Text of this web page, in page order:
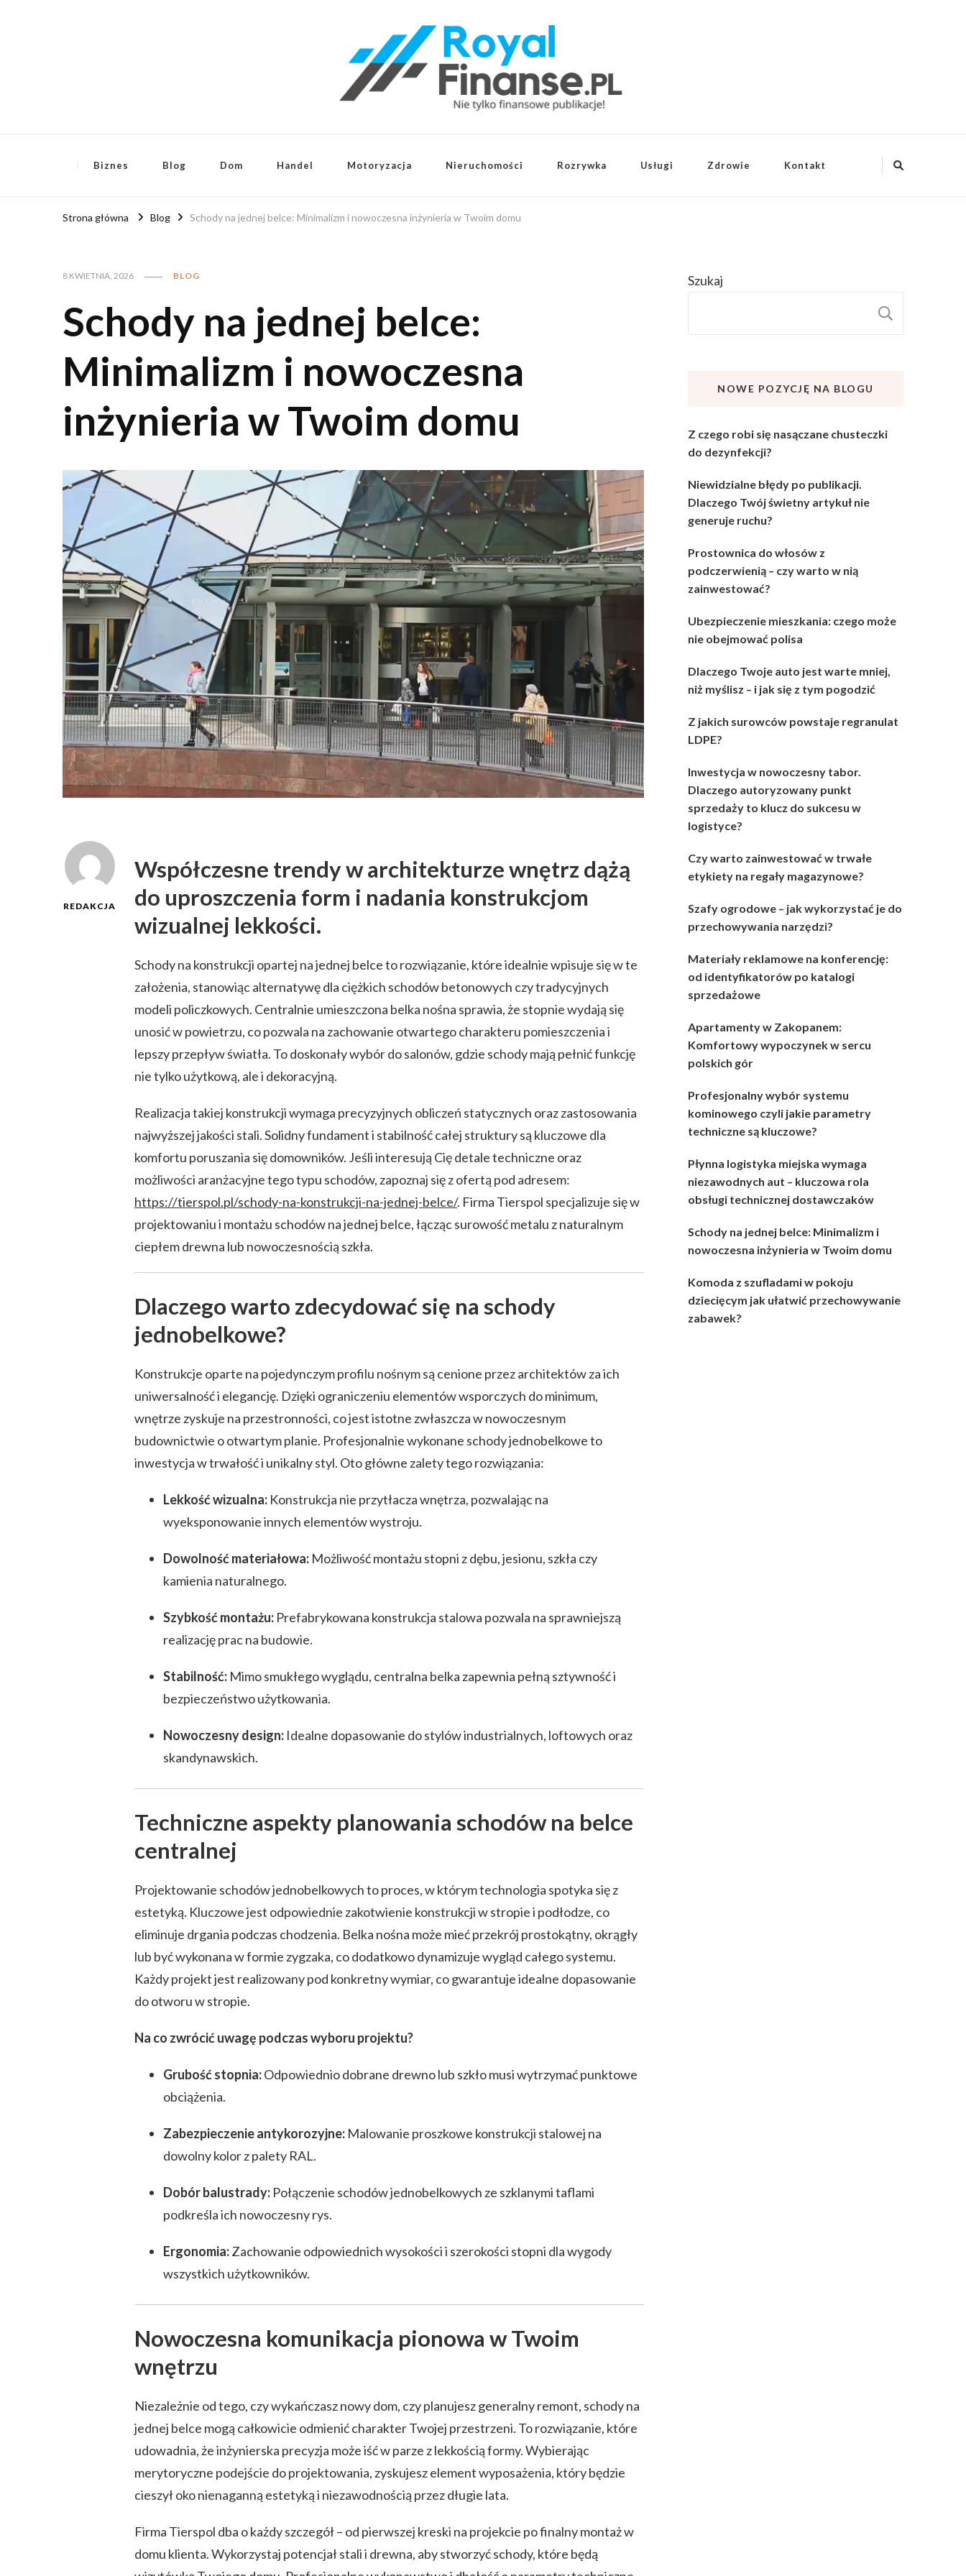
Biznes Blog Dom Handel Motoryzacja Nieruchomości Rozrywka Usługi Zdrowie Kontakt
Strona główna Blog Schody na jednej belce: Minimalizm i nowoczesna inżynieria w Twoim domu
8 KWIETNIA, 2026 BLOG
Schody na jednej belce:
Minimalizm i nowoczesna
inżynieria w Twoim domu
REDAKCJA
Współczesne trendy w architekturze wnętrz dążą
do uproszczenia form i nadania konstrukcjom
wizualnej lekkości.
Schody na konstrukcji opartej na jednej belce to rozwiązanie, które idealnie wpisuje się w te
założenia, stanowiąc alternatywę dla ciężkich schodów betonowych czy tradycyjnych
modeli policzkowych. Centralnie umieszczona belka nośna sprawia, że stopnie wydają się
unosić w powietrzu, co pozwala na zachowanie otwartego charakteru pomieszczenia i
lepszy przepływ światła. To doskonały wybór do salonów, gdzie schody mają pełnić funkcję
nie tylko użytkową, ale i dekoracyjną.
Realizacja takiej konstrukcji wymaga precyzyjnych obliczeń statycznych oraz zastosowania
najwyższej jakości stali. Solidny fundament i stabilność całej struktury są kluczowe dla
komfortu poruszania się domowników. Jeśli interesują Cię detale techniczne oraz
możliwości aranżacyjne tego typu schodów, zapoznaj się z ofertą pod adresem:
https://tierspol.pl/schody-na-konstrukcji-na-jednej-belce/. Firma Tierspol specjalizuje się w
projektowaniu i montażu schodów na jednej belce, łącząc surowość metalu z naturalnym
ciepłem drewna lub nowoczesnością szkła.
Dlaczego warto zdecydować się na schody
jednobelkowe?
Konstrukcje oparte na pojedynczym profilu nośnym są cenione przez architektów za ich
uniwersalność i elegancję. Dzięki ograniczeniu elementów wsporczych do minimum,
wnętrze zyskuje na przestronności, co jest istotne zwłaszcza w nowoczesnym
budownictwie o otwartym planie. Profesjonalnie wykonane schody jednobelkowe to
inwestycja w trwałość i unikalny styl. Oto główne zalety tego rozwiązania:
Lekkość wizualna: Konstrukcja nie przytłacza wnętrza, pozwalając na
wyeksponowanie innych elementów wystroju.
Dowolność materiałowa: Możliwość montażu stopni z dębu, jesionu, szkła czy
kamienia naturalnego.
Szybkość montażu: Prefabrykowana konstrukcja stalowa pozwala na sprawniejszą
realizację prac na budowie.
Stabilność: Mimo smukłego wyglądu, centralna belka zapewnia pełną sztywność i
bezpieczeństwo użytkowania.
Nowoczesny design: Idealne dopasowanie do stylów industrialnych, loftowych oraz
skandynawskich.
Techniczne aspekty planowania schodów na belce
centralnej
Projektowanie schodów jednobelkowych to proces, w którym technologia spotyka się z
estetyką. Kluczowe jest odpowiednie zakotwienie konstrukcji w stropie i podłodze, co
eliminuje drgania podczas chodzenia. Belka nośna może mieć przekrój prostokątny, okrągły
lub być wykonana w formie zygzaka, co dodatkowo dynamizuje wygląd całego systemu.
Każdy projekt jest realizowany pod konkretny wymiar, co gwarantuje idealne dopasowanie
do otworu w stropie.
Na co zwrócić uwagę podczas wyboru projektu?
Grubość stopnia:Odpowiednio dobrane drewno lub szkło musi wytrzymać punktowe
obciążenia.
Zabezpieczenie antykorozyjne: Malowanie proszkowe konstrukcji stalowej na
dowolny kolor z palety RAL.
Dobór balustrady: Połączenie schodów jednobelkowych ze szklanymi taflami
podkreśla ich nowoczesny rys.
Ergonomia:Zachowanie odpowiednich wysokości i szerokości stopni dla wygody
wszystkich użytkowników.
Nowoczesna komunikacja pionowa w Twoim
wnętrzu
Niezależnie od tego, czy wykańczasz nowy dom, czy planujesz generalny remont, schody na
jednej belce mogą całkowicie odmienić charakter Twojej przestrzeni. To rozwiązanie, które
udowadnia, że inżynierska precyzja może iść w parze z lekkością formy. Wybierając
merytoryczne podejście do projektowania, zyskujesz element wyposażenia, który będzie
cieszył oko nienaganną estetyką i niezawodnością przez długie lata.
Firma Tierspol dba o każdy szczegół – od pierwszej kreski na projekcie po finalny montaż w
domu klienta. Wykorzystaj potencjał stali i drewna, aby stworzyć schody, które będą
Szukaj
NOWE POZYCJĘ NA BLOGU
Z czego robi się nasączane chusteczki
do dezynfekcji?
Niewidzialne błędy po publikacji.
Dlaczego Twój świetny artykuł nie
generuje ruchu?
Prostownica do włosów z
podczerwienią – czy warto w nią
zainwestować?
Ubezpieczenie mieszkania: czego może
nie obejmować polisa
Dlaczego Twoje auto jest warte mniej,
niż myślisz – i jak się z tym pogodzić
Z jakich surowców powstaje regranulat
LDPE?
Inwestycja w nowoczesny tabor.
Dlaczego autoryzowany punkt
sprzedaży to klucz do sukcesu w
logistyce?
Czy warto zainwestować w trwałe
etykiety na regały magazynowe?
Szafy ogrodowe – jak wykorzystać je do
przechowywania narzędzi?
Materiały reklamowe na konferencję:
od identyfikatorów po katalogi
sprzedażowe
Apartamenty w Zakopanem:
Komfortowy wypoczynek w sercu
polskich gór
Profesjonalny wybór systemu
kominowego czyli jakie parametry
techniczne są kluczowe?
Płynna logistyka miejska wymaga
niezawodnych aut – kluczowa rola
obsługi technicznej dostawczaków
Schody na jednej belce: Minimalizm i
nowoczesna inżynieria w Twoim domu
Komoda z szufladami w pokoju
dziecięcym jak ułatwić przechowywanie
zabawek?